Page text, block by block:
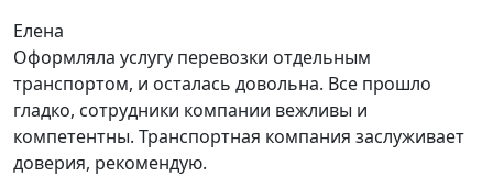
Елена
Оформляла услугу перевозки отдельным
транспортом, и осталась довольна. Все прошло
гладко, сотрудники компании вежливы и
компетентны. Транспортная компания заслуживает
доверия, рекомендую.